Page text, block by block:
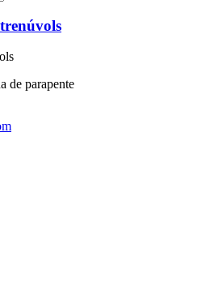
de parapente